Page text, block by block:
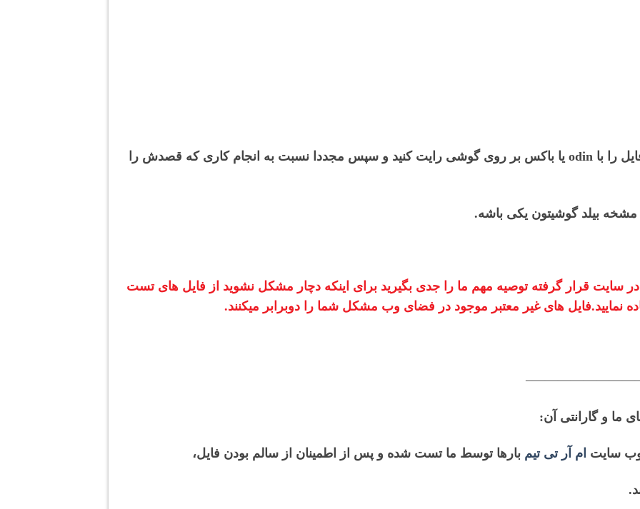
برای رفع این مشکل بایستی ابتدا این فایل را با odin یا باکس بر روی گوشی رایت کنید و سپس مجددا نسبت به انجام کاری که قصدش را
مشخه بیلد گوشیتون یکی باشه.
سایت قرار گرفته توصیه مهم ما را جدی بگیرید برای اینکه دچار مشکل نشوید از فایل های تست
نمایید.فایل های غیر معتبر موجود در فضای وب مشکل شما را دوبرابر میکنند.
ما و گارانتی آن:
وب سایت ام آر تی تیم بارها توسط ما تست شده و پس از اطمینان از سالم بودن فایل،